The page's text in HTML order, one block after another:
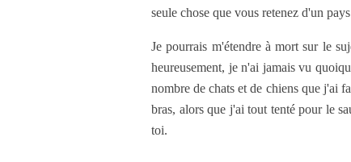
seule chose que vous retenez d'un
Je pourrais m'étendre à mort sur le
heureusement, je n'ai jamais vu
nombre de chats et de chiens que j'ai
bras, alors que j'ai tout tenté pour le
toi.